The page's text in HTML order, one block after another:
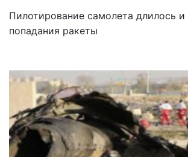
Пилотирование самолета длилось и
попадания ракеты